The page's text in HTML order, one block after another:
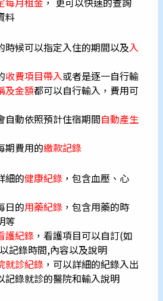
料
時候可以指定入住的期間以及入
收費項目帶入或者是逐一自行輸
及金額都可以自行輸入，費用可
自動依照預計住宿期間自動產生
期費用的繳款記錄
細的健康紀錄 ，包含血壓 、心
日的用藥紀錄 ，包含用藥的時
等
護紀錄 ，看護項目可以自訂(如
記錄時間,內容以及說明
就診紀錄 ，可以詳細的紀錄入出
記錄就診的醫院和輸入說明